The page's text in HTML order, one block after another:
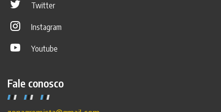
Twitter
Instagram
Youtube
Fale conosco